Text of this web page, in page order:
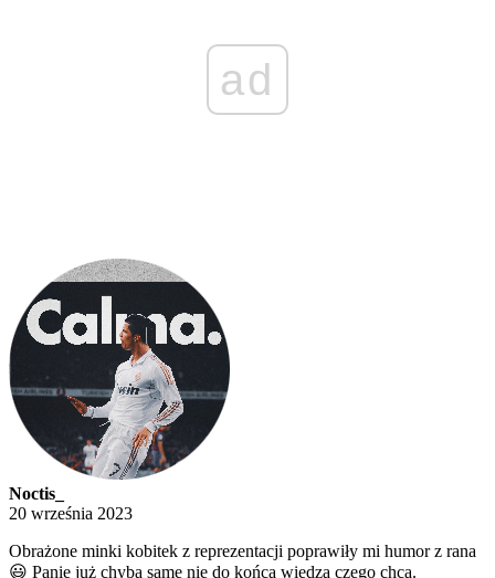
ad
Noctis_
20 września 2023
Obrażone minki kobitek z reprezentacji poprawiły mi humor z rana
😃 Panie już chyba same nie do końca wiedzą czego chcą.